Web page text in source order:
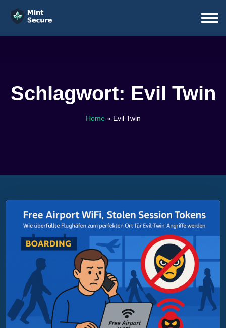
Schlagwort: Evil Twin
Home» Evil Twin